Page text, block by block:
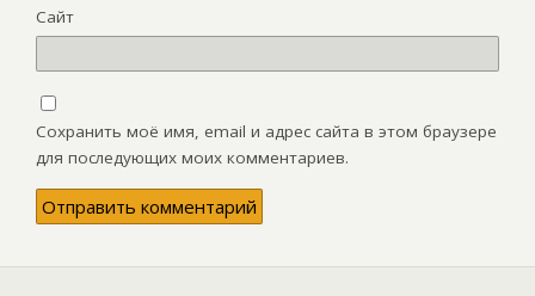
Сайт
Сохранить моё имя, email и адрес сайта в этом браузере
для последующих моих комментариев.